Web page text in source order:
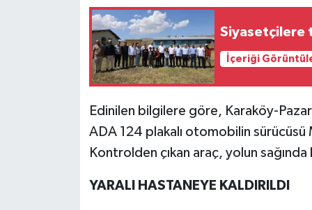
Siyasetçilere
İçeriği
Edinilen bilgilere göre, Karaköy-
ADA 124 plakalı otomobilin
Kontrolden çıkan araç, yolun
YARALI HASTANEYE KALDIRILDI